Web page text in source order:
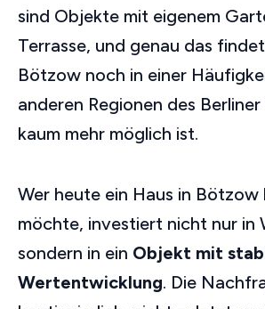
sind Objekte mit eigenem
Terrasse, und genau das
Bötzow noch in einer
anderen Regionen des Berliner
kaum mehr möglich ist.
Wer heute ein Haus in Bötzow
möchte, investiert nicht nur in
sondern in ein Objekt mit
Wertentwicklung. Die